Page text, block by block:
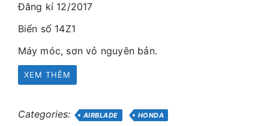
Đăng kí 12/2017
Biển số 14Z1
Máy móc, sơn vỏ nguyên bản.
XEM THÊM
Categories: AIRBLADE HONDA